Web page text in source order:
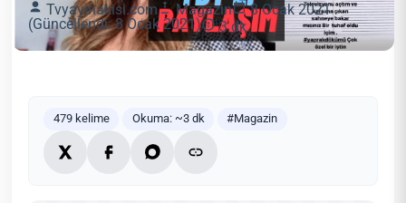
Tvyayinakisi.com Magazin
8 Ocak 2021
(Güncellendi: 8 Ocak 2021)
3 dk
479 kelime Okuma: ~3 dk #Magazin